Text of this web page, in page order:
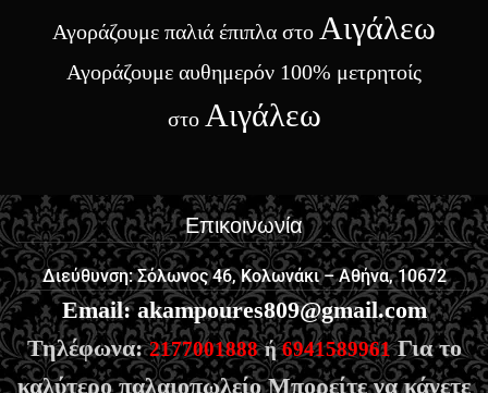
Αγοράζουμε παλιά έπιπλα στο Αιγάλεω
Αγοράζουμε αυθημερόν 100% μετρητοίς
στο Αιγάλεω
Επικοινωνία
Διεύθυνση: Σόλωνος 46, Κολωνάκι – Αθήνα, 10672
Email: akampoures809@gmail.com
Τηλέφωνα: 2177001888 ή6941589961Για το
καλύτερο παλαιοπωλείο Μπορείτε να κάνετε